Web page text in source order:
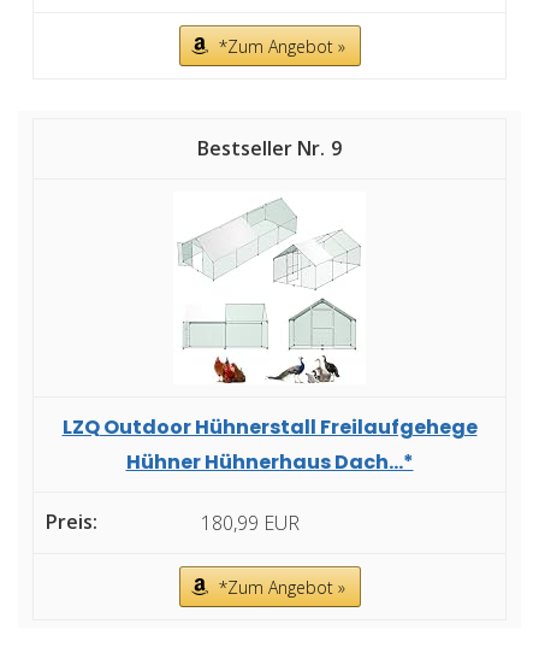
*Zum Angebot »
9
LZQ Outdoor Hühnerstall Freilaufgehege
Hühner Hühnerhaus Dach...*
180,99 EUR
*Zum Angebot »